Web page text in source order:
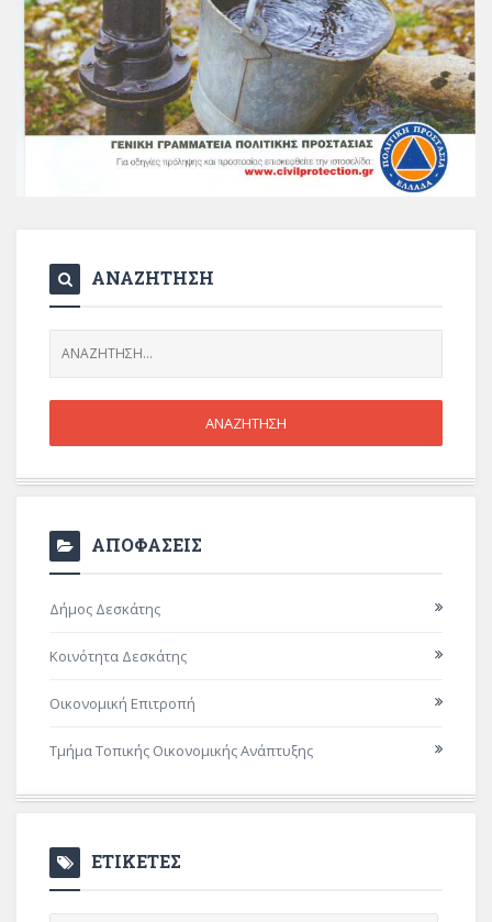
ΑΝΑΖΗΤΗΣΗ
ΑΠΟΦΑΣΕΙΣ
Δήμος Δεσκάτης
Κοινότητα Δεσκάτης
Οικονομική Επιτροπή
Τμήμα Τοπικής Οικονομικής Ανάπτυξης
ΕΤΙΚΕΤΕΣ